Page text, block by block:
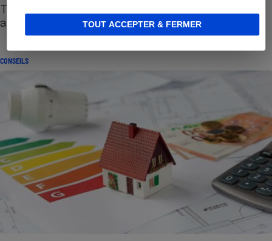
TOUT ACCEPTER & FERMER
Travaux d’économie d’énergie - Gare aux
arnaques à domicile
CONSEILS